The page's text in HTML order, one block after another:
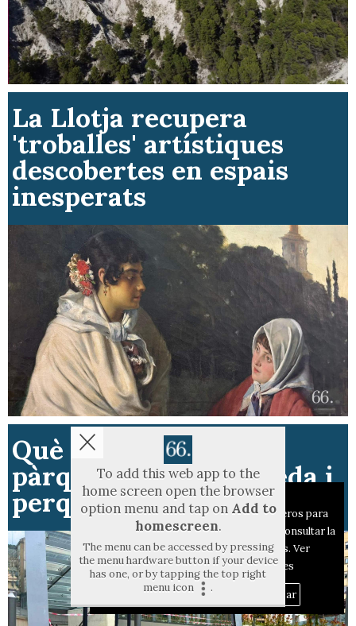
La Llotja recupera
'troballes' artístiques
descobertes en espais
inesperats
Què passa amb el
pàrquing de la Rosaleda i
perquè continua tancat?
To add this web app to the
home screen open the browser
option menu and tap on Add to
homescreen.
The menu can be accessed by pressing
the menu hardware button if your device
has one, or by tapping the top right
menu icon
.
Aviso sobre el Uso de cookies:
Utilizamos cookies nuestras y de terceros para
el funcionamiento del digital. Puedes consultar la
lista de cookies y como desconectarlas. Ver
nuestra Política de Privacidad y Cookies
Aceptar Cookies Personalizar